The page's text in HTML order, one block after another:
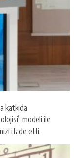
katkıda
modeli ile
ifade etti.